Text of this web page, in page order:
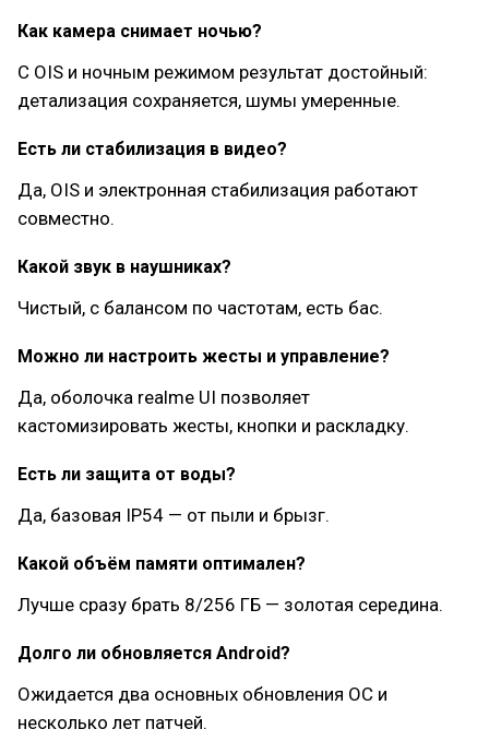
Как камера снимает ночью?
С OIS и ночным режимом результат достойный:
детализация сохраняется, шумы умеренные.
Есть ли стабилизация в видео?
Да, OIS и электронная стабилизация работают
совместно.
Какой звук в наушниках?
Чистый, с балансом по частотам, есть бас.
Можно ли настроить жесты и управление?
Да, оболочка realme UI позволяет
кастомизировать жесты, кнопки и раскладку.
Есть ли защита от воды?
Да, базовая IP54 — от пыли и брызг.
Какой объём памяти оптимален?
Лучше сразу брать 8/256 ГБ — золотая середина.
Долго ли обновляется Android?
Ожидается два основных обновления ОС и
несколько лет патчей.